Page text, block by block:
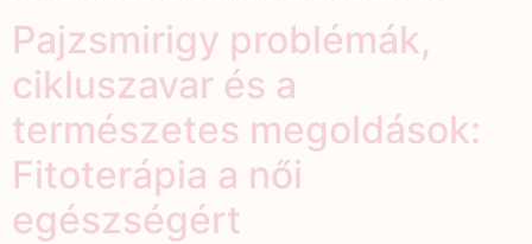
Pajzsmirigy problémák,
cikluszavar és a
természetes megoldások:
Fitoterápia a női
egészségért